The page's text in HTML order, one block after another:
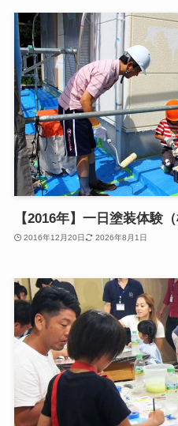
【2016年】一日塗装体験（
2016年12月20日 2026年8月1日